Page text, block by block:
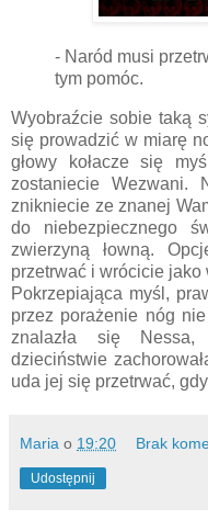
- Naród musi
tym pomóc.
Wyobraźcie sobie taką
się prowadzić w miarę
głowy kołacze się
zostaniecie
znikniecie ze znanej
do niebezpiecznego
zwierzyną łowną.
przetrwać i wrócicie jako
Pokrzepiająca myśl,
przez porażenie nóg
znalazła się
dzieciństwie
uda jej się przetrwać,
Maria o 19:20 Brak
Udostępnij